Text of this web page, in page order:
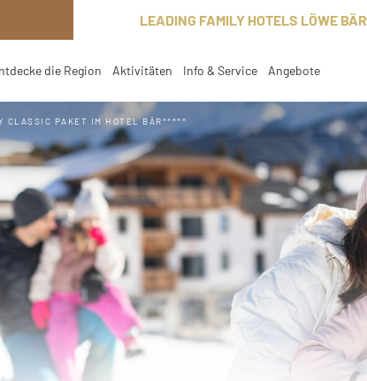
LEADING FAMILY HOTELS LÖWE BÄR
die Region Aktivitäten Info & Service Angebote
current
CLASSIC PAKET IM HOTEL BÄR*****